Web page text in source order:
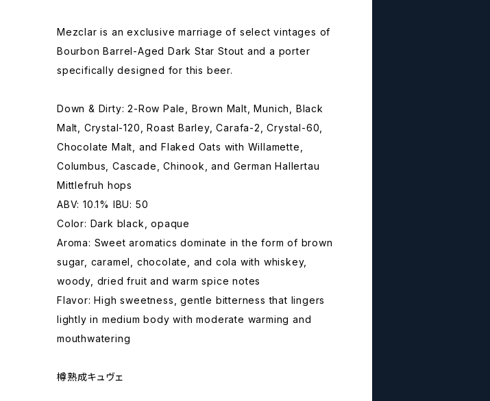
Mezclar is an exclusive marriage of select vintages of
Bourbon Barrel-Aged Dark Star Stout and a porter
specifically designed for this beer.
Down & Dirty: 2-Row Pale, Brown Malt, Munich, Black
Malt, Crystal-120, Roast Barley, Carafa-2, Crystal-60,
Chocolate Malt, and Flaked Oats with Willamette,
Columbus, Cascade, Chinook, and German Hallertau
Mittlefruh hops
ABV: 10.1% IBU: 50
Color: Dark black, opaque
Aroma: Sweet aromatics dominate in the form of brown
sugar, caramel, chocolate, and cola with whiskey,
woody, dried fruit and warm spice notes
Flavor: High sweetness, gentle bitterness that lingers
lightly in medium body with moderate warming and
mouthwatering
樽熟成キュヴェ